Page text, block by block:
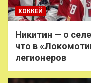
ХОККЕЙ
Никитин — о
что в
легионеров